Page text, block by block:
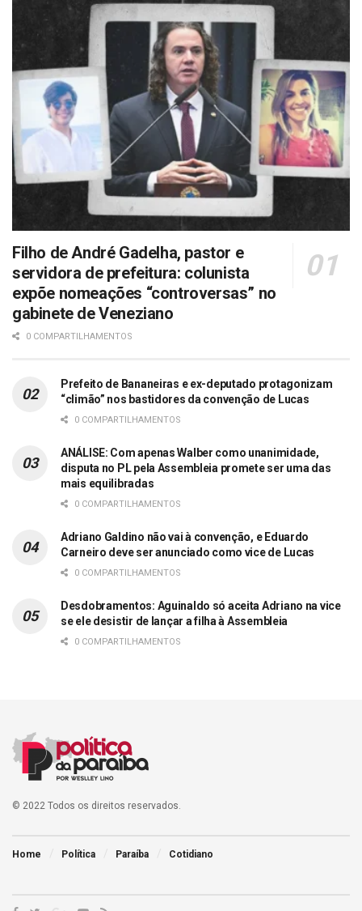
Filho de André Gadelha, pastor e
servidora de prefeitura: colunista
expõe nomeações “controversas” no
gabinete de Veneziano
0 COMPARTILHAMENTOS
Prefeito de Bananeiras e ex-deputado protagonizam
“climão” nos bastidores da convenção de Lucas
0 COMPARTILHAMENTOS
ANÁLISE: Com apenas Walber como unanimidade,
disputa no PL pela Assembleia promete ser uma das
mais equilibradas
0 COMPARTILHAMENTOS
Adriano Galdino não vai à convenção, e Eduardo
Carneiro deve ser anunciado como vice de Lucas
0 COMPARTILHAMENTOS
Desdobramentos: Aguinaldo só aceita Adriano na vice
se ele desistir de lançar a filha à Assembleia
0 COMPARTILHAMENTOS
© 2022 Todos os direitos reservados.
Home Política Paraíba Cotidiano